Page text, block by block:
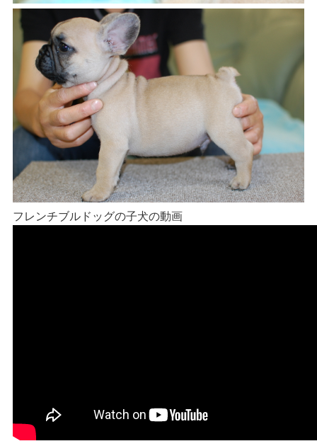
フレンチブルドッグの子犬の動画